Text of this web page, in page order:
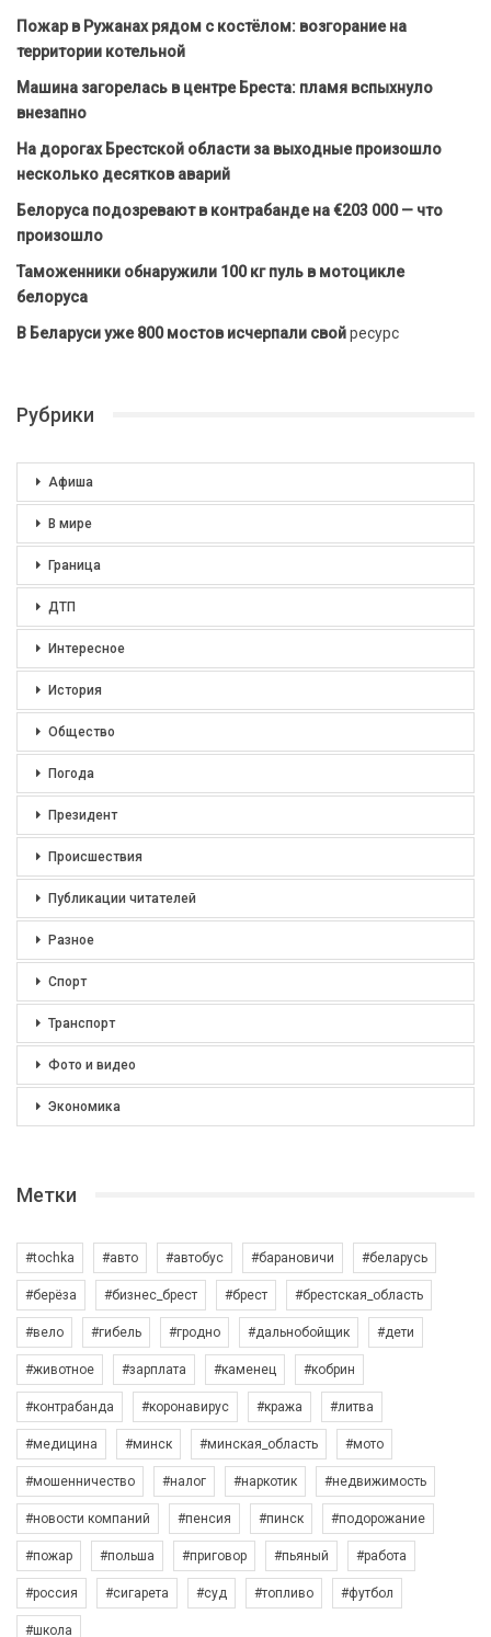
Пожар в Ружанах рядом с костёлом: возгорание на
территории котельной
Машина загорелась в центре Бреста: пламя вспыхнуло
внезапно
На дорогах Брестской области за выходные произошло
несколько десятков аварий
Белоруса подозревают в контрабанде на €203 000 — что
произошло
Таможенники обнаружили 100 кг пуль в мотоцикле
белоруса
В Беларуси уже 800 мостов исчерпали свойресурс
Рубрики
Афиша
В мире
Граница
ДТП
Интересное
История
Общество
Погода
Президент
Происшествия
Публикации читателей
Разное
Спорт
Транспорт
Фото и видео
Экономика
Метки
#tochka #авто #автобус #барановичи #беларусь
#берёза #бизнес_брест #брест #брестская_область
#вело #гибель #гродно #дальнобойщик #дети
#животное #зарплата #каменец #кобрин
#контрабанда #коронавирус #кража #литва
#медицина #минск #минская_область #мото
#мошенничество #налог #наркотик #недвижимость
#новости компаний #пенсия #пинск #подорожание
#пожар #польша #приговор #пьяный #работа
#россия #сигарета #суд #топливо #футбол
#школа